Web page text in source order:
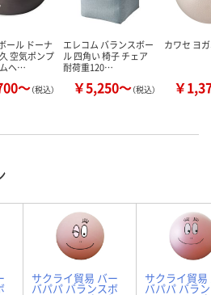
ール ドーナ
空気ポンプ
ヘ…
～（税込）
エレコム バランスボー
ル 四角い 椅子 チェア
耐荷重120…
￥5,250～（税込）
カワセ ヨ
￥
サクライ貿易 バー
バパパ バランスボ
サクライ貿易
バパパ バラ